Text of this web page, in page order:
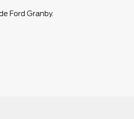
Ford Granby.